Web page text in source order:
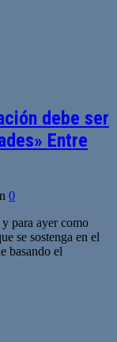
debe ser
Entre
0
para ayer como
se sostenga en el
basando el